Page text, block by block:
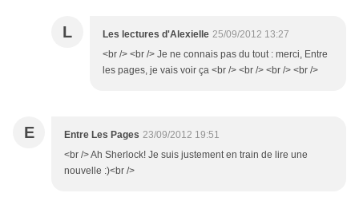
L Les lectures d'Alexielle 25/09/2012 13:27
<br /> <br /> Je ne connais pas du tout : merci, Entre
les pages, je vais voir ça <br /> <br /> <br /> <br />
E Entre Les Pages 23/09/2012 19:51
<br /> Ah Sherlock! Je suis justement en train de lire une
nouvelle :)<br />